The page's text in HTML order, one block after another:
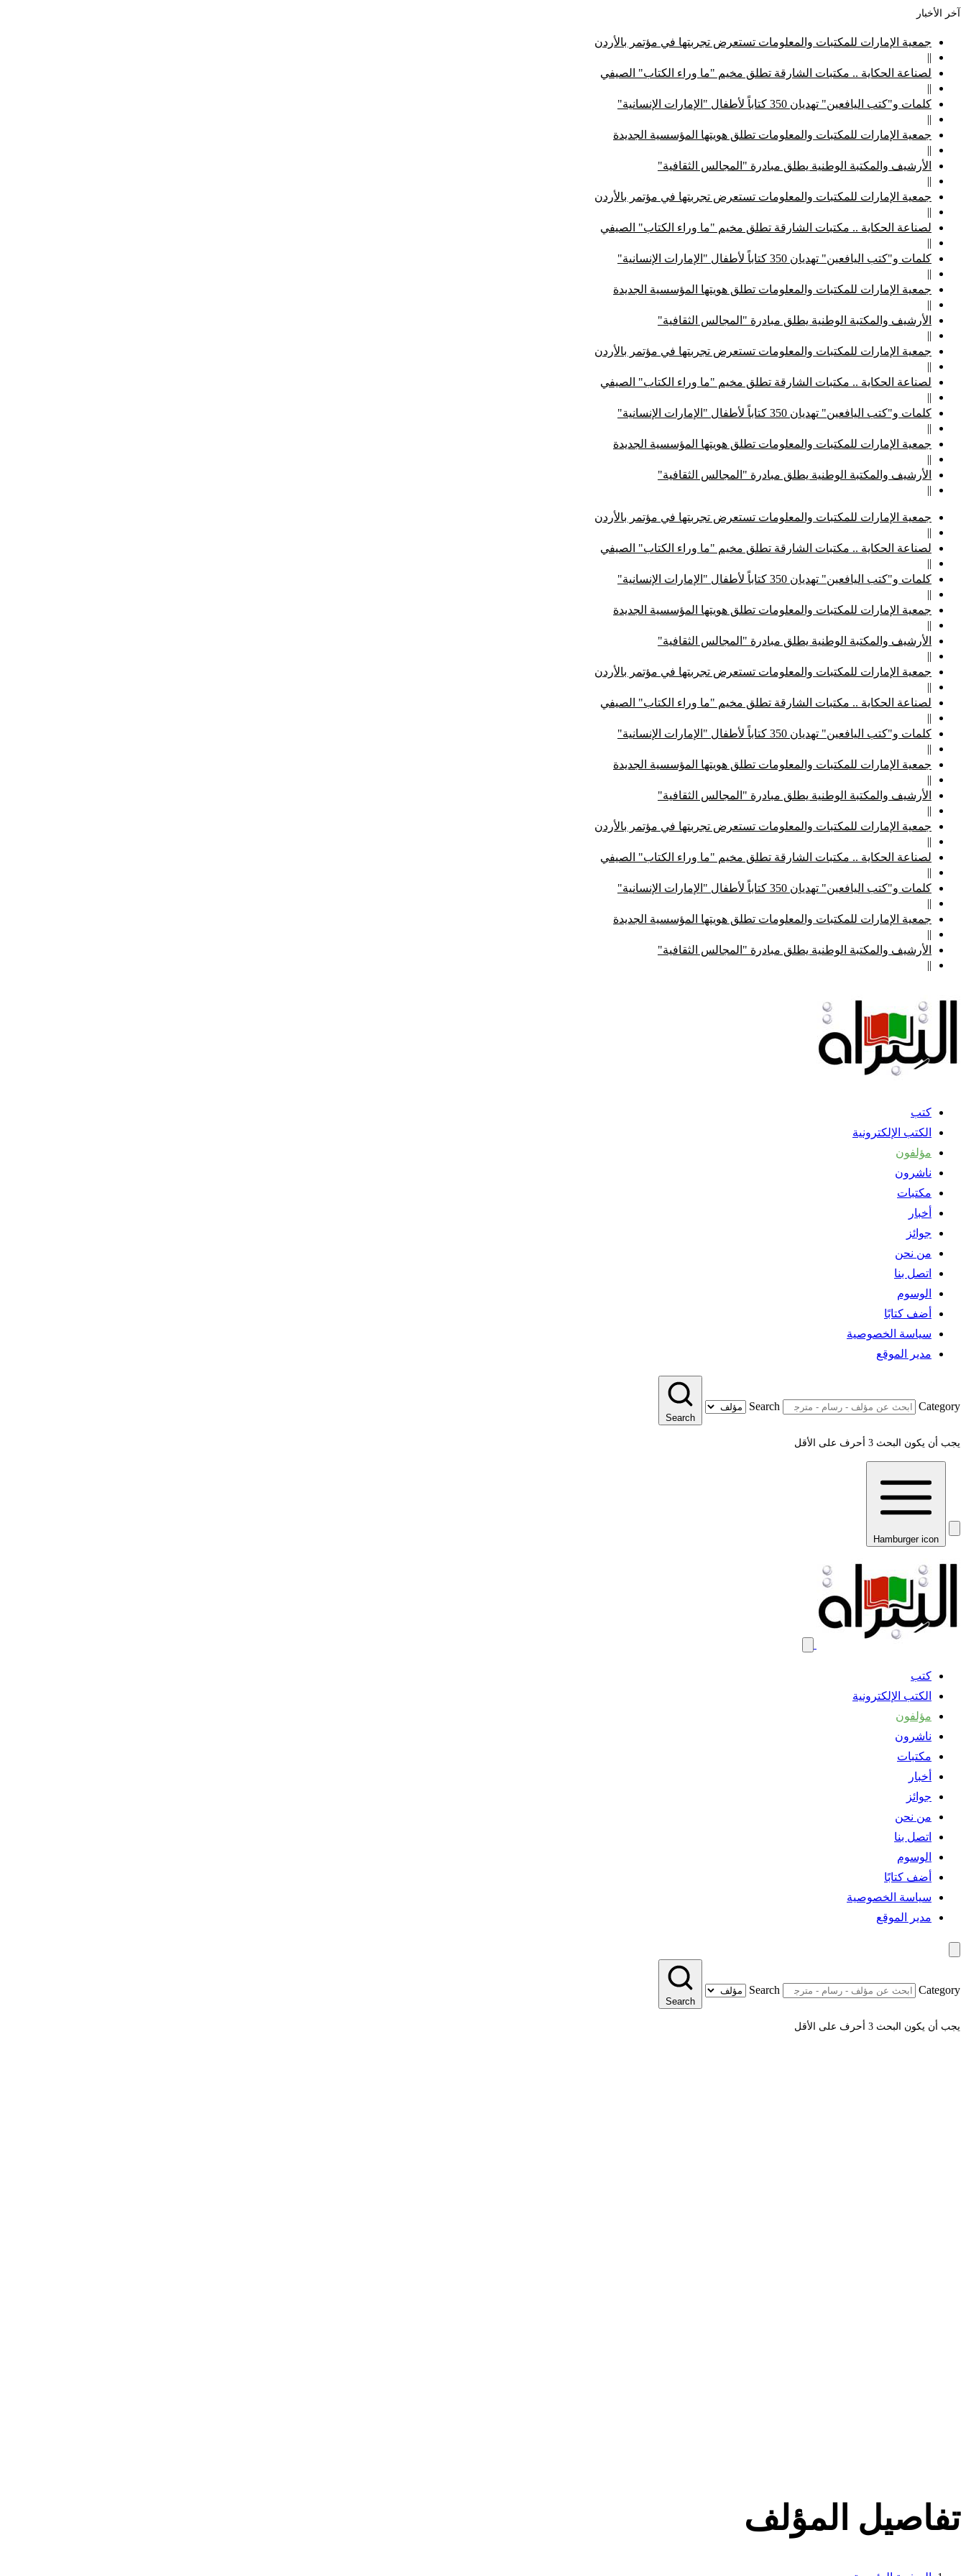
آخر الأخبار
جمعية الإمارات للمكتبات والمعلومات تستعرض تجربتها في مؤتمر بالأردن
||
لصناعة الحكاية .. مكتبات الشارقة تطلق مخيم "ما وراء الكتاب" الصيفي
||
كلمات و"كتب اليافعين" تهديان 350 كتاباً لأطفال "الإمارات الإنسانية"
||
جمعية الإمارات للمكتبات والمعلومات تطلق هويتها المؤسسية الجديدة
||
الأرشيف والمكتبة الوطنية يطلق مبادرة "المجالس الثقافية"
||
جمعية الإمارات للمكتبات والمعلومات تستعرض تجربتها في مؤتمر بالأردن
||
لصناعة الحكاية .. مكتبات الشارقة تطلق مخيم "ما وراء الكتاب" الصيفي
||
كلمات و"كتب اليافعين" تهديان 350 كتاباً لأطفال "الإمارات الإنسانية"
||
جمعية الإمارات للمكتبات والمعلومات تطلق هويتها المؤسسية الجديدة
||
الأرشيف والمكتبة الوطنية يطلق مبادرة "المجالس الثقافية"
||
جمعية الإمارات للمكتبات والمعلومات تستعرض تجربتها في مؤتمر بالأردن
||
لصناعة الحكاية .. مكتبات الشارقة تطلق مخيم "ما وراء الكتاب" الصيفي
||
كلمات و"كتب اليافعين" تهديان 350 كتاباً لأطفال "الإمارات الإنسانية"
||
جمعية الإمارات للمكتبات والمعلومات تطلق هويتها المؤسسية الجديدة
||
الأرشيف والمكتبة الوطنية يطلق مبادرة "المجالس الثقافية"
||
جمعية الإمارات للمكتبات والمعلومات تستعرض تجربتها في مؤتمر بالأردن
||
لصناعة الحكاية .. مكتبات الشارقة تطلق مخيم "ما وراء الكتاب" الصيفي
||
كلمات و"كتب اليافعين" تهديان 350 كتاباً لأطفال "الإمارات الإنسانية"
||
جمعية الإمارات للمكتبات والمعلومات تطلق هويتها المؤسسية الجديدة
||
الأرشيف والمكتبة الوطنية يطلق مبادرة "المجالس الثقافية"
||
جمعية الإمارات للمكتبات والمعلومات تستعرض تجربتها في مؤتمر بالأردن
||
لصناعة الحكاية .. مكتبات الشارقة تطلق مخيم "ما وراء الكتاب" الصيفي
||
كلمات و"كتب اليافعين" تهديان 350 كتاباً لأطفال "الإمارات الإنسانية"
||
جمعية الإمارات للمكتبات والمعلومات تطلق هويتها المؤسسية الجديدة
||
الأرشيف والمكتبة الوطنية يطلق مبادرة "المجالس الثقافية"
||
جمعية الإمارات للمكتبات والمعلومات تستعرض تجربتها في مؤتمر بالأردن
||
لصناعة الحكاية .. مكتبات الشارقة تطلق مخيم "ما وراء الكتاب" الصيفي
||
كلمات و"كتب اليافعين" تهديان 350 كتاباً لأطفال "الإمارات الإنسانية"
||
جمعية الإمارات للمكتبات والمعلومات تطلق هويتها المؤسسية الجديدة
||
الأرشيف والمكتبة الوطنية يطلق مبادرة "المجالس الثقافية"
||
كتب
الكتب الإلكترونية
مؤلفون
ناشرون
مكتبات
أخبار
جوائز
من نحن
اتصل بنا
الوسوم
أضف كتابًا
سياسة الخصوصية
مدير الموقع
Search Category
Search
يجب أن يكون البحث 3 أحرف على الأقل
Hamburger icon
كتب
الكتب الإلكترونية
مؤلفون
ناشرون
مكتبات
أخبار
جوائز
من نحن
اتصل بنا
الوسوم
أضف كتابًا
سياسة الخصوصية
مدير الموقع
Search Category
Search
يجب أن يكون البحث 3 أحرف على الأقل
تفاصيل المؤلف